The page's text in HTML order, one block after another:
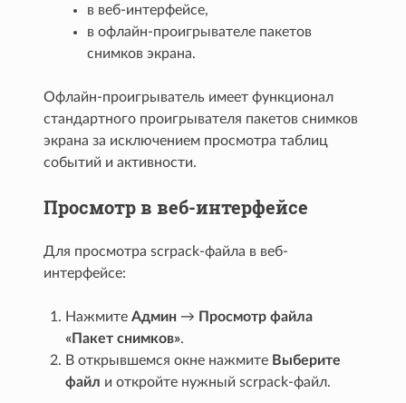
в веб-интерфейсе,
в офлайн-проигрывателе пакетов
снимков экрана.
Офлайн-проигрыватель имеет функционал
стандартного проигрывателя пакетов снимков
экрана за исключением просмотра таблиц
событий и активности.
Просмотр в веб-интерфейсе
Для просмотра scrpack-файла в веб-
интерфейсе:
НажмитеАдмин → Просмотр файла
«Пакет снимков».
В открывшемся окне нажмите Выберите
файл и откройте нужный scrpack-файл.